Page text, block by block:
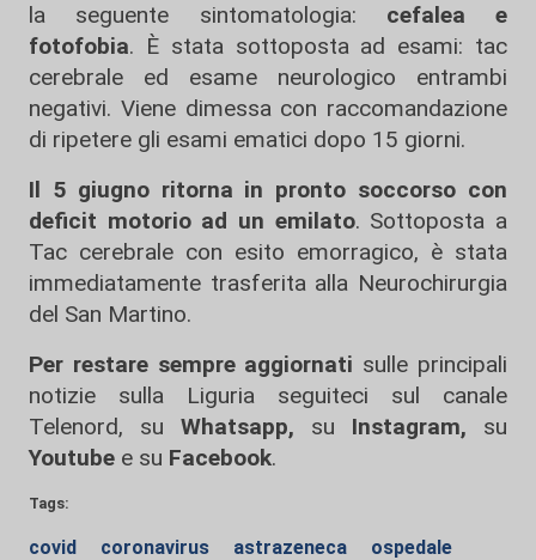
la seguente sintomatologia: cefalea e
fotofobia. È stata sottoposta ad esami: tac
cerebrale ed esame neurologico entrambi
negativi. Viene dimessa con raccomandazione
di ripetere gli esami ematici dopo 15 giorni.
Il 5 giugno ritorna in pronto soccorso con
deficit motorio ad un emilato. Sottoposta a
Tac cerebrale con esito emorragico, è stata
immediatamente trasferita alla Neurochirurgia
del San Martino.
Per restare sempre aggiornati sulle principali
notizie sulla Liguria seguiteci sul canale
Telenord, su
Whatsapp, su Instagram, su
Youtube e su Facebook.
Tags:
covid coronavirus astrazeneca
ospedale